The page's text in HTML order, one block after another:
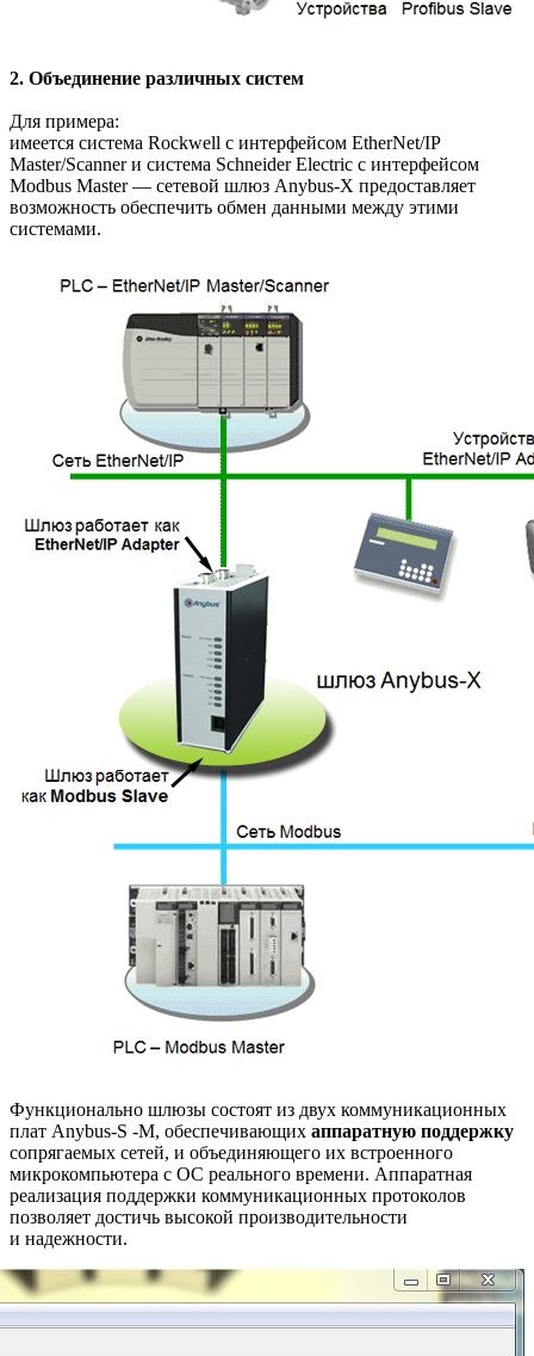
2. Объединение различных систем
Для примера:
имеется система Rockwell с интерфейсом EtherNet/IP
Master/Scanner и система Schneider Electric с интерфейсом
Modbus Master — сетевой шлюз Anybus-X предоставляет
возможность обеспечить обмен данными между этими
системами.
Функционально шлюзы состоят из двух коммуникационных
плат Anybus-S -M, обеспечивающих аппаратную поддержку
сопрягаемых сетей, и объединяющего их встроенного
микрокомпьютера с ОС реального времени. Аппаратная
реализация поддержки коммуникационных протоколов
позволяет достичь высокой производительности
и надежности.